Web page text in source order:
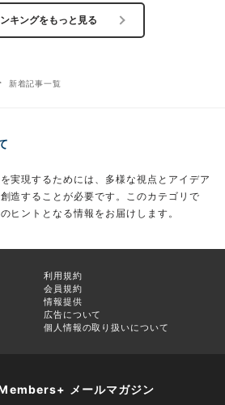
キングをもっと見る
新着記事一覧
実現するためには、多様な視点とアイデア
造することが必要です。このカテゴリで
ヒントとなる情報をお届けします。
利用規約
会員規約
情報提供
広告について
個人情報の取り扱いについて
メールマガジン